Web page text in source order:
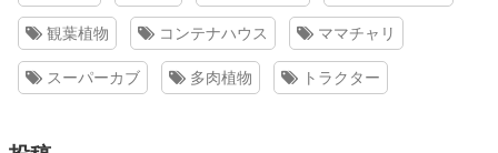
観葉植物 コンテナハウス ママチャリ
スーパーカブ 多肉植物 トラクター